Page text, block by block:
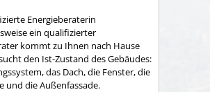
Energieberaterin
ein qualifizierter
kommt zu Ihnen nach Hause
den Ist-Zustand des Gebäudes:
das Dach, die Fenster, die
und die Außenfassade.